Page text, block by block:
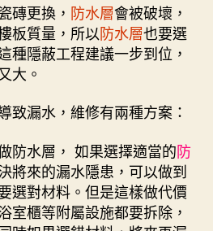
磚更換， 防水層會被破壞，
板質量，所以防水層也要選
種隱蔽工程建議一步到位，
大。
致漏水，維修有兩種方案：
防水層， 如果選擇適當的防
將來的漏水隱患，可以做到
選對材料。但是這樣做代價
室櫃等附屬設施都要拆除，